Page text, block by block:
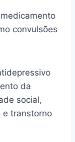
convulsões
da
social,
e transtorno